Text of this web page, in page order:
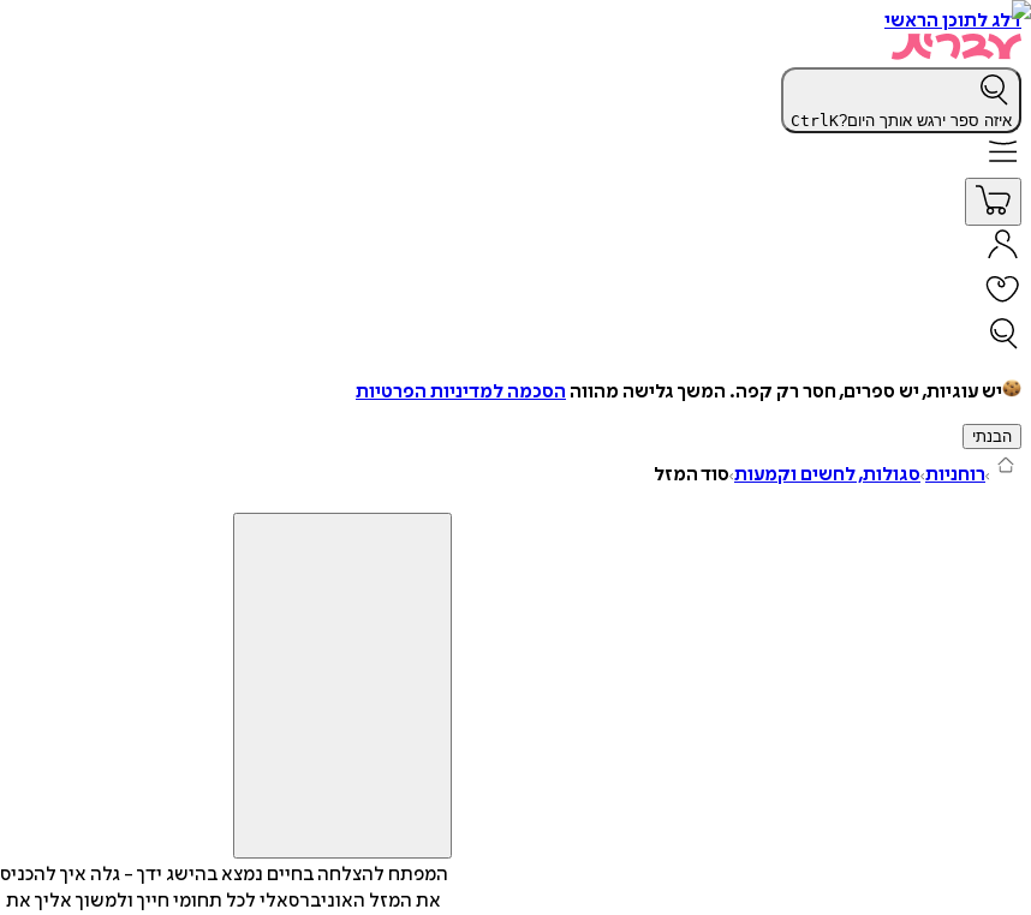
דלג לתוכן הראשי
איזה ספר ירגש אותך היום? CtrlK
יש עוגיות, יש ספרים, חסר רק קפה. המשך גלישה מהווה הסכמה למדיניות הפרטיות
הבנתי
רוחניות סגולות, לחשים וקמעות סוד המזל
המפתח להצלחה בחיים נמצא בהישג ידך - גלה איך להכניס
את המזל האוניברסאלי לכל תחומי חייך ולמשוך אליך את